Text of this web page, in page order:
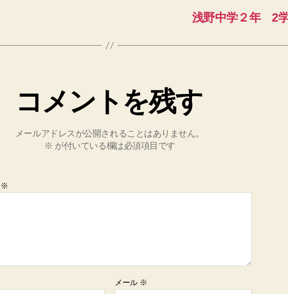
浅野中学２年 2
コメントを残す
メールアドレスが公開されることはありません。
※ が付いている欄は必須項目です
※
メール ※